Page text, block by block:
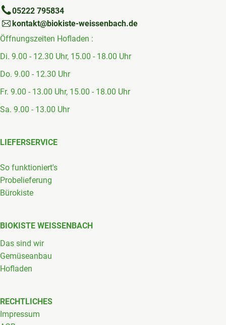
05222 795834
kontakt@biokiste-weissenbach.de
Öffnungszeiten Hofladen :
Di. 9.00 - 12.30 Uhr, 15.00 - 18.00 Uhr
Do. 9.00 - 12.30 Uhr
Fr. 9.00 - 13.00 Uhr, 15.00 - 18.00 Uhr
Sa. 9.00 - 13.00 Uhr
LIEFERSERVICE
So funktioniert's
Probelieferung
Bürokiste
BIOKISTE WEISSENBACH
Das sind wir
Gemüseanbau
Hofladen
RECHTLICHES
Impressum